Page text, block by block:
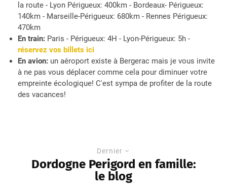
la route - Lyon Périgueux: 400km - Bordeaux- Périgueux:
140km - Marseille-Périgueux: 680km - Rennes Périgueux:
470km
En train: Paris - Périgueux: 4H - Lyon-Périgueux: 5h -
réservez vos billets ici
En avion: un aéroport existe à Bergerac mais je vous invite
à ne pas vous déplacer comme cela pour diminuer votre
empreinte écologique! C'est sympa de profiter de la route
des vacances!
Dernier
Dordogne Perigord en famille:
le blog